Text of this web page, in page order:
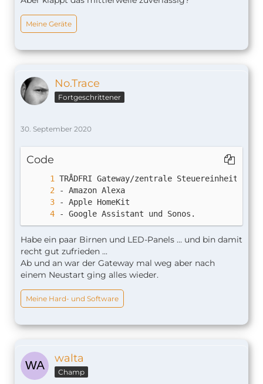
Meine Geräte
No.Trace
Fortgeschrittener
30. September 2020
Code
- Google Assistant und Sonos.
Habe ein paar Birnen und LED-Panels ... und bin damit
recht gut zufrieden ...
Ab und an war der Gateway mal weg aber nach
einem Neustart ging alles wieder.
Meine Hard- und Software
walta
Champ